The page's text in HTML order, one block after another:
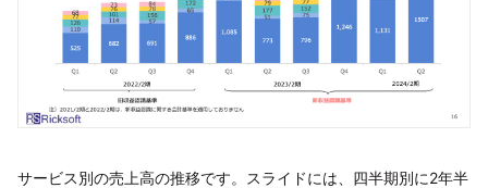
サービス別の売上高の推移です。スライドには、四半期別に2年半